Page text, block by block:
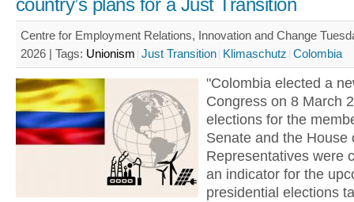
country’s plans for a Just Transition
Centre for Employment Relations, Innovation and Change
2026 | Tags: Unionism Just Transition Klimaschutz Colombia
"Colombia elected a
Congress on 8 March
elections for the
Senate and the House
Representatives were
an indicator for the
presidential elections